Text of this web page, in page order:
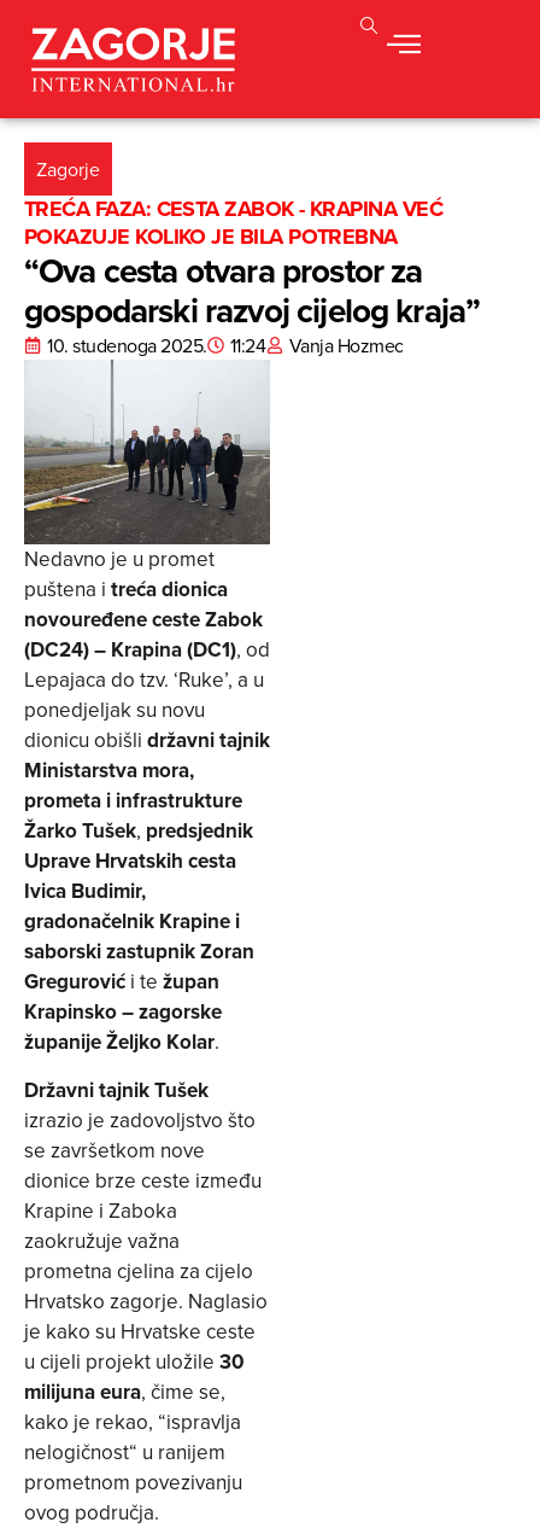
Zagorje
TREĆA FAZA: CESTA ZABOK - KRAPINA VEĆ
POKAZUJE KOLIKO JE BILA POTREBNA
“Ova cesta otvara prostor za
gospodarski razvoj cijelog kraja”
10. studenoga 2025. 11:24 Vanja Hozmec
Nedavno je u promet
puštena i treća dionica
novouređene ceste Zabok
(DC24) – Krapina (DC1), od
Lepajaca do tzv. ‘Ruke’, a u
ponedjeljak su novu
dionicu obišli državni tajnik
Ministarstva mora,
prometa i infrastrukture
Žarko Tušek, predsjednik
Uprave Hrvatskih cesta
Ivica Budimir,
gradonačelnik Krapine i
saborski zastupnik Zoran
Gregurović i te župan
Krapinsko – zagorske
županije Željko Kolar.
Državni tajnik Tušek
izrazio je zadovoljstvo što
se završetkom nove
dionice brze ceste između
Krapine i Zaboka
zaokružuje važna
prometna cjelina za cijelo
Hrvatsko zagorje. Naglasio
je kako su Hrvatske ceste
u cijeli projekt uložile 30
milijuna eura, čime se,
kako je rekao, “ispravlja
nelogičnost“ u ranijem
prometnom povezivanju
ovog područja.